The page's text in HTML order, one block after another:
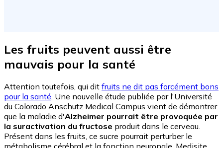
Les fruits peuvent aussi être
mauvais pour la santé
Attention toutefois, qui dit fruits ne dit pas forcément bons
pour la santé . Une nouvelle étude publiée par l'Université
du Colorado Anschutz Medical Campus vient de démontrer
que la maladie d'Alzheimer pourrait être provoquée par
la suractivation du fructose produit dans le cerveau.
Présent dans les fruits, ce sucre pourrait perturber le
métabolisme cérébral et la fonction neuronale. Medisite